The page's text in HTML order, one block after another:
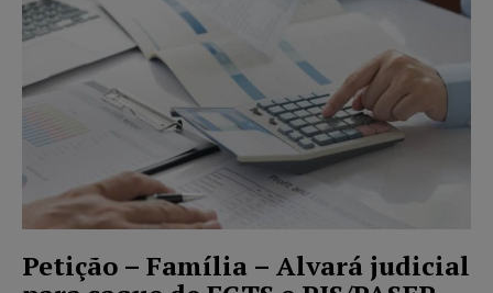
Petição – Família – Alvará judicial